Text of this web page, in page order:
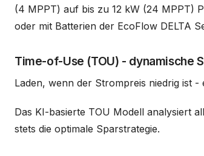
(4 MPPT) auf bis zu 12 kW (24 MPPT)
oder mit Batterien der EcoFlow DELTA
Time-of-Use (TOU) - dynamische
Laden, wenn der Strompreis niedrig ist
Das KI-basierte TOU Modell analysiert
stets die optimale Sparstrategie.